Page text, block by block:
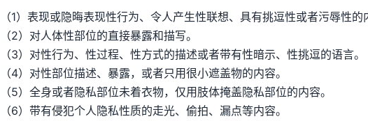
（1）表现或隐晦表现性行为、令人产生性联想、具有挑逗性或者污辱性的
（2）对人体性部位的直接暴露和描写。
（3）对性行为、性过程、性方式的描述或者带有性暗示、性挑逗的语言。
（4）对性部位描述、暴露，或者只用很小遮盖物的内容。
（5）全身或者隐私部位未着衣物，仅用肢体掩盖隐私部位的内容。
（6）带有侵犯个人隐私性质的走光、偷拍、漏点等内容。